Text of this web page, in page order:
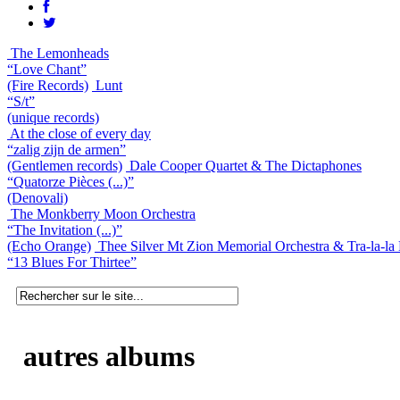
The Lemonheads
“Love Chant”
(Fire Records) Lunt
“S/t”
(unique records)
At the close of every day
“zalig zijn de armen”
(Gentlemen records) Dale Cooper Quartet & The Dictaphones
“Quatorze Pièces (...)”
(Denovali)
The Monkberry Moon Orchestra
“The Invitation (...)”
(Echo Orange) Thee Silver Mt Zion Memorial Orchestra & Tra-la-la
“13 Blues For Thirtee”
autres albums